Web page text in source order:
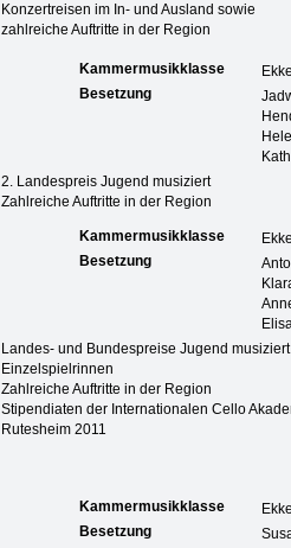
Konzertreisen im In- und Ausland sowie
zahlreiche Auftritte in der Region
Kammermusikklasse
Besetzung
2. Landespreis Jugend musiziert
Zahlreiche Auftritte in der Region
Kammermusikklasse
Besetzung
Landes- und Bundespreise Jugend
Einzelspielrinnen
Zahlreiche Auftritte in der Region
Stipendiaten der Internationalen Cello
Rutesheim 2011
Kammermusikklasse
Besetzung